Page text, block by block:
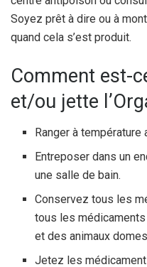
Soyez prêt à dire ou à
quand cela s’est produit.
Comment est-
et/ou jette
Ranger à température
Entreposer dans un
une salle de bain.
Conservez tous les
tous les
et des animaux
Jetez les